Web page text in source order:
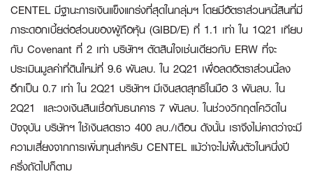
CENTEL มีฐานะการเงินแข็งแกร่งที่สุดในกลุ่มฯ โดยมีอัตราส่วนหนี้สินที่มี
ภาระดอกเบี้ยต่อส่วนของผู้ถือหุ้น (GIBD/E) ที่ 1.1 เท่า ใน 1Q21 เทียบ
กับ Covenant ที่ 2 เท่า บริษัทฯ ตัดสินใจเช่นเดียวกับ ERW ที่จะ
ประเมินมูลค่าที่ดินใหม่ที่ 9.6 พันลบ. ใน 2Q21 เพื่อลดอัตราส่วนนี้ลง
อีกเป็น 0.7 เท่า ใน 2Q21 บริษัทฯ มีเงินสดสุทธิในมือ 3 พันลบ. ใน
2Q21 และวงเงินสินเชื่อกับธนาคาร 7 พันลบ. ในช่วงวิกฤตโควิดใน
ปัจจุบัน บริษัทฯ ใช้เงินสดราว 400 ลบ./เดือน ดังนั้น เราจึงไม่คาดว่าจะมี
ความเสี่ยงจากการเพิ่มทุนสำหรับ CENTEL แม้ว่าจะไม่ฟื้นตัวในหนึ่งปี
ครึ่งถัดไปก็ตาม